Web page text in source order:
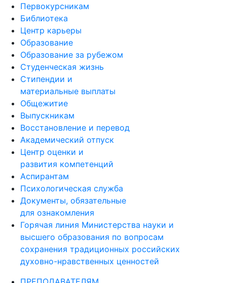
Первокурсникам
Библиотека
Центр карьеры
Образование
Образование за рубежом
Студенческая жизнь
Стипендии и
материальные выплаты
Общежитие
Выпускникам
Восстановление и перевод
Академический отпуск
Центр оценки и
развития компетенций
Аспирантам
Психологическая служба
Документы, обязательные
для ознакомления
Горячая линия Министерства науки и
высшего образования по вопросам
сохранения традиционных российских
духовно-нравственных ценностей